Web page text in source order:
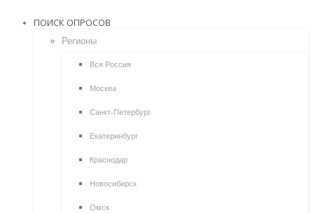
ПОИСК ОПРОСОВ
Регионы
Вся Россия
Москва
Санкт-Петербург
Екатеринбург
Краснодар
Новосибирск
Омск